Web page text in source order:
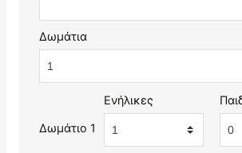
Δωμάτια
Δωμάτιο 1
Ενήλικες